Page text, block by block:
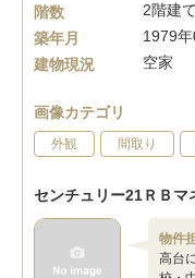
階数
2階建て
築年月
1979年
建物現況
空家
画像カテゴリ
外観 間取り
センチュリー21ＲＢマ
物件
高台